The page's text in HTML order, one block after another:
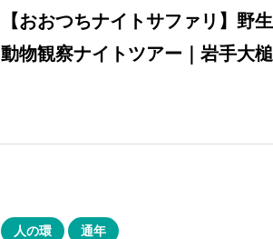
【おおつちナイトサファリ】野生
動物観察ナイトツアー｜岩手大槌
人の環 通年